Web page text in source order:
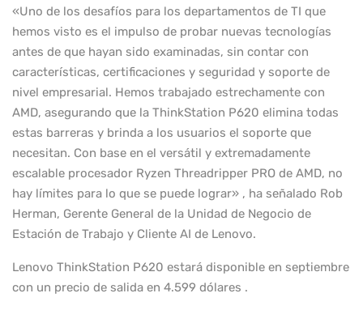
«Uno de los desafíos para los departamentos de TI que
hemos visto es el impulso de probar nuevas tecnologías
antes de que hayan sido examinadas, sin contar con
características, certificaciones y seguridad y soporte de
nivel empresarial. Hemos trabajado estrechamente con
AMD, asegurando que la ThinkStation P620 elimina todas
estas barreras y brinda a los usuarios el soporte que
necesitan. Con base en el versátil y extremadamente
escalable procesador Ryzen Threadripper PRO de AMD, no
hay límites para lo que se puede lograr» , ha señalado Rob
Herman, Gerente General de la Unidad de Negocio de
Estación de Trabajo y Cliente AI de Lenovo.
Lenovo ThinkStation P620 estará disponible en septiembre
con un precio de salida en 4.599 dólares .